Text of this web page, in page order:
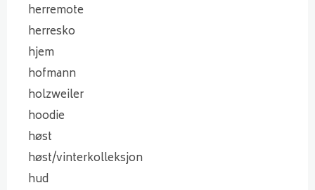
herremote
herresko
hjem
hofmann
holzweiler
hoodie
høst
høst/vinterkolleksjon
hud